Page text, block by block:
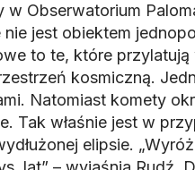
w Obserwatorium
nie jest obiektem
to te, które przylatują
kosmiczną.
Natomiast komety
Tak właśnie jest w
elipsie.